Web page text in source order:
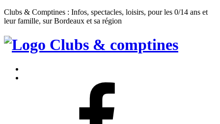
Clubs & Comptines : Infos, spectacles, loisirs, pour les 0/14 ans et
leur famille, sur Bordeaux et sa région
Clubs
Comptines